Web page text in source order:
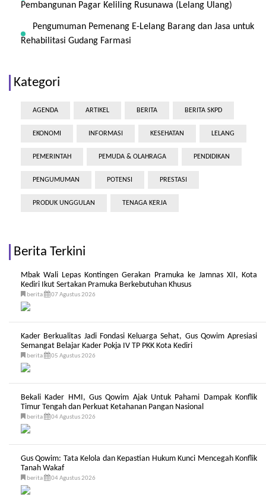
Pembangunan Pagar Keliling Rusunawa (Lelang Ulang)
Pengumuman Pemenang E-Lelang Barang dan Jasa untuk
Rehabilitasi Gudang Farmasi
Kategori
AGENDA ARTIKEL BERITA BERITA SKPD
EKONOMI INFORMASI KESEHATAN LELANG
PEMERINTAH PEMUDA & OLAHRAGA PENDIDIKAN
PENGUMUMAN POTENSI PRESTASI
PRODUK UNGGULAN TENAGA KERJA
Berita Terkini
Mbak Wali Lepas Kontingen Gerakan Pramuka ke Jamnas XII, Kota
Kediri Ikut Sertakan Pramuka Berkebutuhan Khusus
berita 07 Agustus 2026
Kader Berkualitas Jadi Fondasi Keluarga Sehat, Gus Qowim Apresiasi
Semangat Belajar Kader Pokja IV TP PKK Kota Kediri
berita 05 Agustus 2026
Bekali Kader HMI, Gus Qowim Ajak Untuk Pahami Dampak Konflik
Timur Tengah dan Perkuat Ketahanan Pangan Nasional
berita 04 Agustus 2026
Gus Qowim: Tata Kelola dan Kepastian Hukum Kunci Mencegah Konflik
Tanah Wakaf
berita 04 Agustus 2026